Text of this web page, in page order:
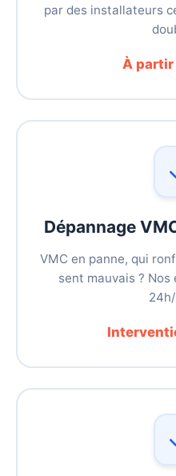
par des installateurs
À partir
Dépannage
VMC en panne, qui
sent mauvais ?